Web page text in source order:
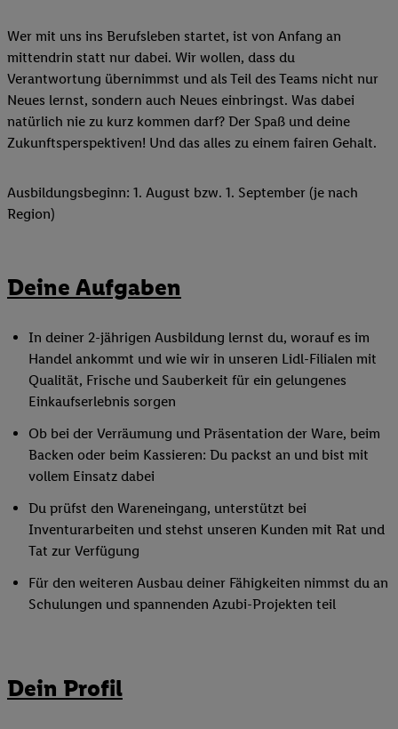
Wer mit uns ins Berufsleben startet, ist von Anfang an
mittendrin statt nur dabei. Wir wollen, dass du
Verantwortung übernimmst und als Teil des Teams nicht nur
Neues lernst, sondern auch Neues einbringst. Was dabei
natürlich nie zu kurz kommen darf? Der Spaß und deine
Zukunftsperspektiven! Und das alles zu einem fairen Gehalt.
Ausbildungsbeginn: 1. August bzw. 1. September (je nach
Region)
Deine Aufgaben
In deiner 2-jährigen Ausbildung lernst du, worauf es im
Handel ankommt und wie wir in unseren Lidl-Filialen mit
Qualität, Frische und Sauberkeit für ein gelungenes
Einkaufserlebnis sorgen
Ob bei der Verräumung und Präsentation der Ware, beim
Backen oder beim Kassieren: Du packst an und bist mit
vollem Einsatz dabei
Du prüfst den Wareneingang, unterstützt bei
Inventurarbeiten und stehst unseren Kunden mit Rat und
Tat zur Verfügung
Für den weiteren Ausbau deiner Fähigkeiten nimmst du an
Schulungen und spannenden Azubi-Projekten teil
Dein Profil